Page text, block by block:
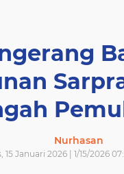
Nurhasan
15 Januari 2026 | 1/15/2026